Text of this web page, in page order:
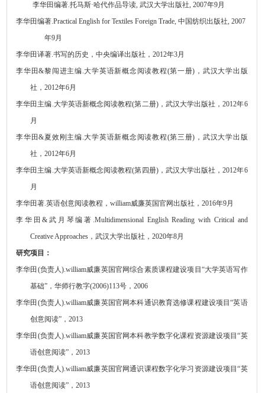
李华田编著.托马斯·哈代作品导读,武汉大学出版社, 2007年9月
李华田编著.Practical English for Textiles Foreign Trade,中国纺织出版社, 2007
年9月
李华田译著.书写的历史，中央编译出版社，2012年3月
李华田&黎闯进主编.大学英语新概念阅读教程(第一册) ，武汉大学出版
社，2012年6月
李华田主编.大学英语新概念阅读教程(第二册)，武汉大学出版社，2012年6
月
李华田&夏效刚主编.大学英语新概念阅读教程(第三册) ，武汉大学出版
社，2012年6月
李华田主编.大学英语新概念阅读教程(第四册)，武汉大学出版社，2012年6
月
李华田著.英语创意阅读教程，william威廉英国官网出版社，2016年9月
李华田& 武月琴编著 .Multidimensional English Reading with Critical and
Creative Approaches ，武汉大学出版社，2020年8月
研究项目：
李华田 (负责人).william威廉英国官网综合素质课程建设项目 “大学英语写作
基础” ，华师行教字(2006)113号，2006
李华田 (负责人).william威廉英国官网本科通识教育选修课程建设项目“英语
创意阅读” ，2013
李华田 (负责人).william威廉英国官网本科教学数字化课程资源建设项目“英
语创意阅读” ，2013
李华田 (负责人).william威廉英国官网通识课程数字化学习资源建设项目“英
语创意阅读” ，2013